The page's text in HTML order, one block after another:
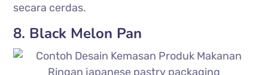
secara cerdas.
8. Black Melon Pan